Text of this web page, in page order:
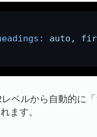
auto,
ベルから自動的に
ます。